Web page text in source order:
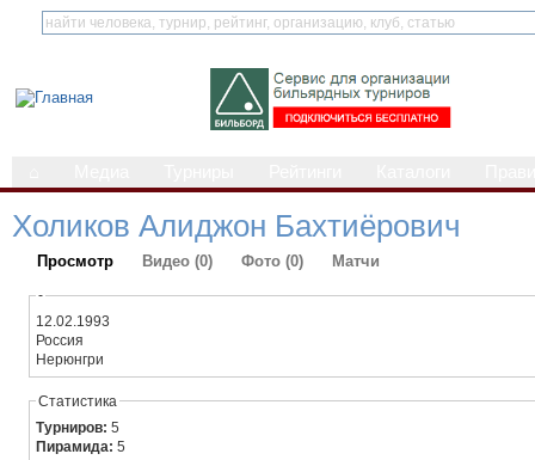
Холиков Алиджон Бахтиёрович
Просмотр Видео (0) Фото (0) Матчи
-
12.02.1993
Россия
Нерюнгри
Статистика
Турниров:5
Пирамида:5